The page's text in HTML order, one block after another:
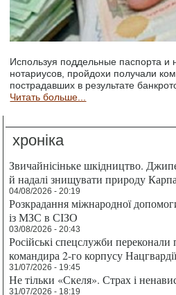
Используя поддельные паспорта и
нотариусов, пройдохи получали
пострадавших в результате
Читать больше...
хроніка
Звичайнісіньке шкідництво.
й надалі знищувати природу
04/08/2026 - 20:19
Розкрадання міжнародної
із МЗС в СІЗО
03/08/2026 - 20:43
Російські спецслужби переконали
командира 2-го корпусу
31/07/2026 - 19:45
Не тільки «Скеля». Страх і
31/07/2026 - 18:19